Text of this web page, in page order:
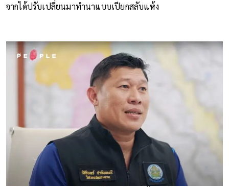
จากได้ปรับเปลี่ยนมาทำนาแบบเปียกสลับแห้ง